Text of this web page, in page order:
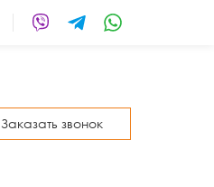
Заказать звонок